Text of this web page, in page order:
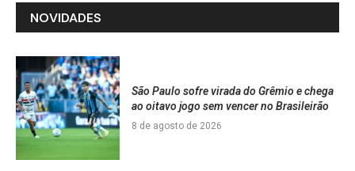
NOVIDADES
São Paulo sofre virada do Grêmio e chega
ao oitavo jogo sem vencer no Brasileirão
8 de agosto de 2026